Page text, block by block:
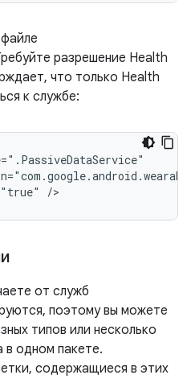
разрешение Health
что только Health
к службе:
от служб
поэтому вы можете
типов или несколько
в одном пакете.
содержащиеся в этих